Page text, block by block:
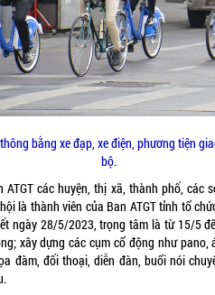
bằng xe đạp, xe điện, phương tiện
bộ.
ATGT các huyện, thị xã, thành phố, các
là thành viên của Ban ATGT tỉnh tổ
ngày 28/5/2023, trọng tâm là từ 15/5
xây dựng các cụm cổ động như pano,
đàm, đối thoại, diễn đàn, buổi nói